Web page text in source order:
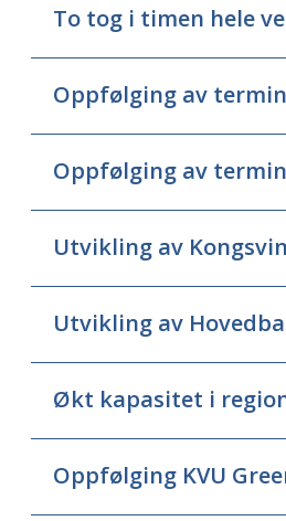
To tog i timen hele
Oppfølging av
Oppfølging av
Utvikling av
Utvikling av
Økt kapasitet i
Oppfølging KVU